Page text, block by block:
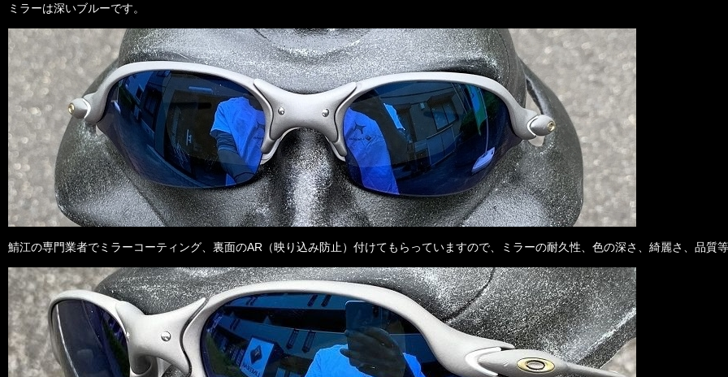
ミラーは深いブルーです。
鯖江の専門業者でミラーコーティング、裏面のAR（映り込み防止）付けてもらっていますので、ミラーの耐久性、色の深さ、綺麗さ、品質